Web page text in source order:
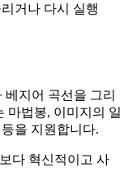
거나 다시 실행
베지어 곡선을 그리
마법봉, 이미지의 일
을 지원합니다.
다 혁신적이고 사